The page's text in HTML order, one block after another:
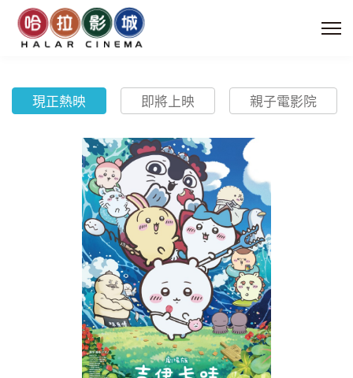
現正熱映 即將上映 親子電影院